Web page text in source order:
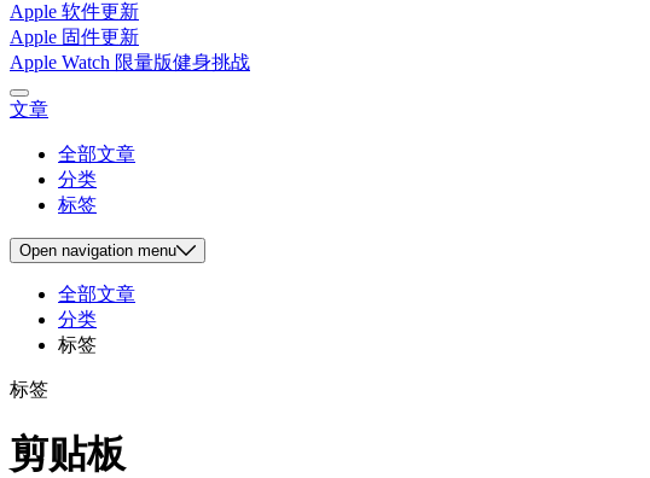
Apple 软件更新
Apple 固件更新
Apple Watch 限量版健身挑战
文章
全部文章
分类
标签
Open navigation menu
全部文章
分类
标签
标签
剪贴板